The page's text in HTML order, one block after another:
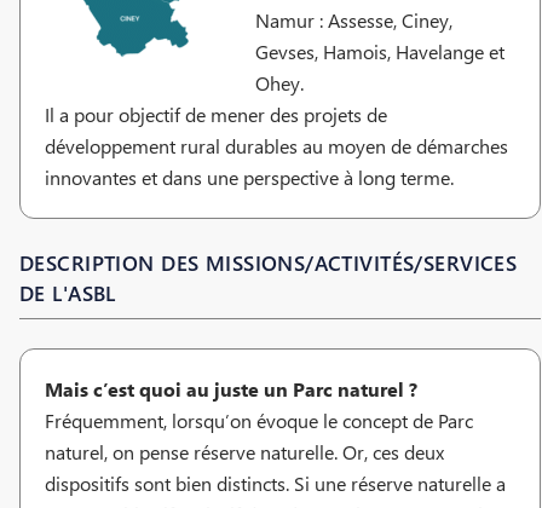
Namur : Assesse, Ciney,
Gevses, Hamois, Havelange et
Ohey.
Il a pour objectif de mener des projets de
développement rural durables au moyen de démarches
innovantes et dans une perspective à long terme.
DESCRIPTION DES MISSIONS/ACTIVITÉS/SERVICES
DE L'ASBL
Mais c’est quoi au juste un Parc naturel ?
Fréquemment, lorsqu’on évoque le concept de Parc
naturel, on pense réserve naturelle. Or, ces deux
dispositifs sont bien distincts. Si une réserve naturelle a